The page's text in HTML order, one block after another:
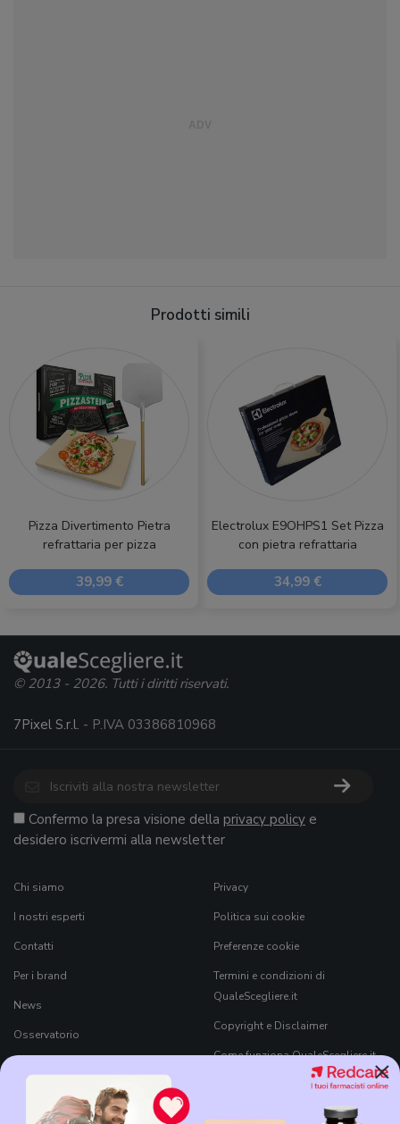
Prodotti simili
Pizza Divertimento Pietra
refrattaria per pizza
39,99 €
Electrolux E9OHPS1 Set Pizza
con pietra refrattaria
34,99 €
×
© 2013 - 2026. Tutti i diritti riservati.
7Pixel S.r.l. - P.IVA 03386810968
Confermo la presa visione della privacy policy e
desidero iscrivermi alla newsletter
Chi siamo
I nostri esperti
Contatti
Per i brand
News
Osservatorio
Black Friday 2026
Privacy
Politica sui cookie
Preferenze cookie
Termini e condizioni di
QualeScegliere.it
Copyright e Disclaimer
Come funziona QualeScegliere.it